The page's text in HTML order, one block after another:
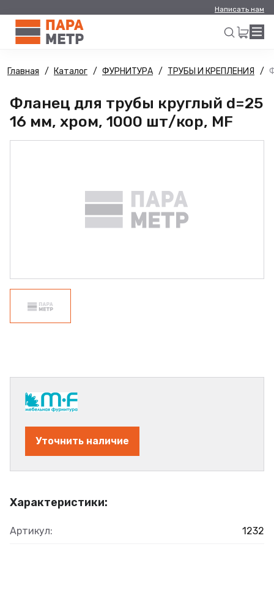
Написать нам
Искать
Главная Каталог ФУРНИТУРА ТРУБЫ И КРЕПЛЕНИЯ
Фланец для трубы круглый d=25
16 мм, хром, 1000 шт/кор, MF
Характеристики:
Артикул: 1232
Уточнить наличие